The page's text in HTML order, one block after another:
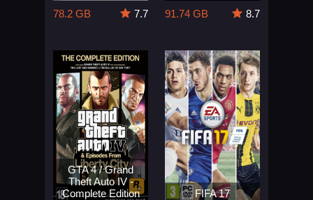
78.2 GB
7.7
91.74 GB
8.7
GTA 4 / Grand
Theft Auto IV -
Complete Edition
FIFA 17